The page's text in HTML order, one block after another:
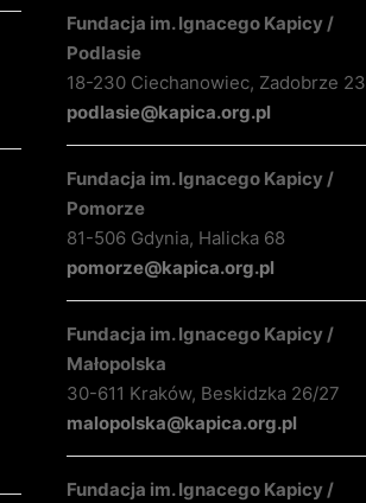
Fundacja im. Ignacego Kapicy /
Podlasie
18-230 Ciechanowiec, Zadobrze 23
podlasie@kapica.org.pl
Fundacja im. Ignacego Kapicy /
Pomorze
81-506 Gdynia, Halicka 68
pomorze@kapica.org.pl
Fundacja im. Ignacego Kapicy /
Małopolska
30-611 Kraków, Beskidzka 26/27
malopolska@kapica.org.pl
Fundacja im. Ignacego Kapicy /